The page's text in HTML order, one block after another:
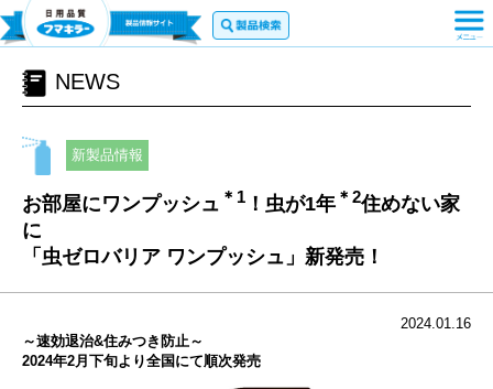
NEWS
新製品情報
お部屋にワンプッシュ ＊1 ！虫が1年 ＊2住めない家
に
「虫ゼロバリア ワンプッシュ」新発売！
2024.01.16
～速効退治&住みつき防止～
2024年2月下旬より全国にて順次発売